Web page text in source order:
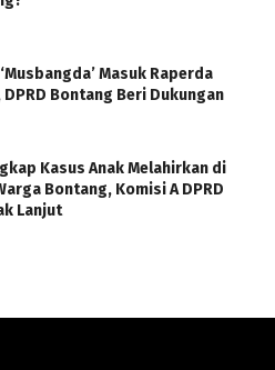
Masuk Raperda
Bontang Beri Dukungan
Kasus Anak Melahirkan di
Bontang, Komisi A DPRD
Lanjut